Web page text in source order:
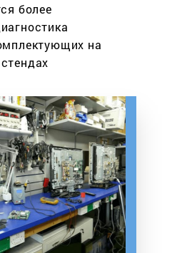
более
на